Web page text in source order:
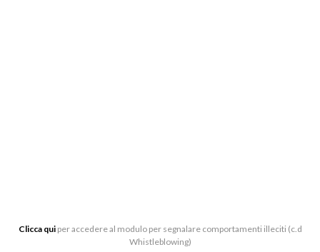
Clicca quiper accedere al modulo per segnalare comportamenti illeciti (c.d
Whistleblowing)